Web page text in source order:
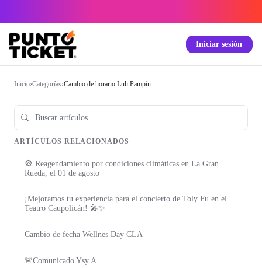
Iniciar sesión
Inicio›Categorías›Cambio de horario Luli Pampín
ARTÍCULOS RELACIONADOS
🎡 Reagendamiento por condiciones climáticas en La Gran
Rueda, el 01 de agosto
¡Mejoramos tu experiencia para el concierto de Toly Fu en el
Teatro Caupolicán! 🎤✨
Cambio de fecha Wellnes Day CLA
🚨Comunicado Ysy A